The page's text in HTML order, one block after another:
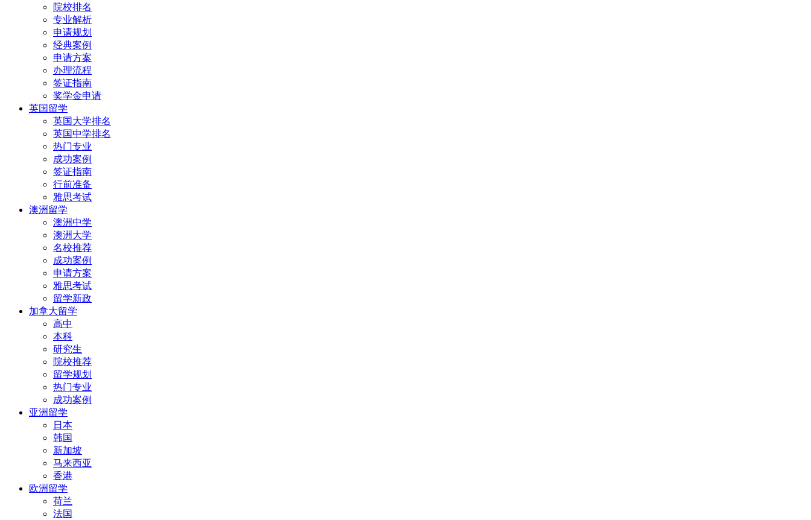
院校排名
专业解析
申请规划
经典案例
申请方案
办理流程
签证指南
奖学金申请
英国留学
英国大学排名
英国中学排名
热门专业
成功案例
签证指南
行前准备
雅思考试
澳洲留学
澳洲中学
澳洲大学
名校推荐
成功案例
申请方案
雅思考试
留学新政
加拿大留学
高中
本科
研究生
院校推荐
留学规划
热门专业
成功案例
亚洲留学
日本
韩国
新加坡
马来西亚
香港
欧洲留学
荷兰
法国